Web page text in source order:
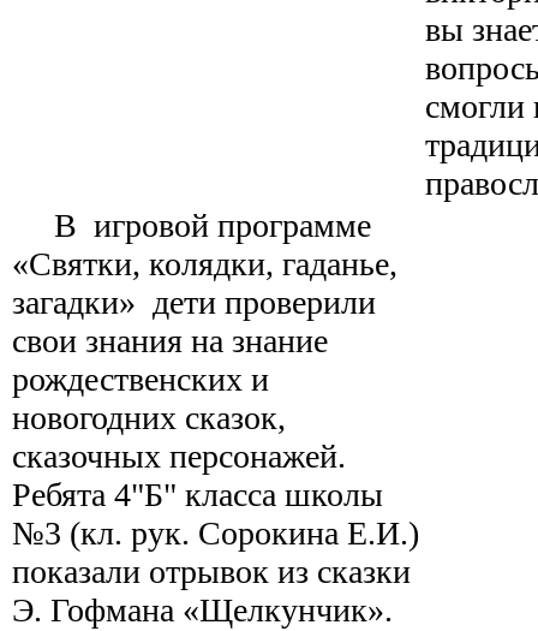
вы
смогли
В игровой программе
«Святки, колядки, гаданье,
загадки» дети проверили
свои знания на знание
рождественских и
новогодних сказок,
сказочных персонажей.
Ребята 4"Б" класса школы
№3 (кл. рук. Сорокина Е.И.)
показали отрывок из сказки
Э. Гофмана «Щелкунчик».